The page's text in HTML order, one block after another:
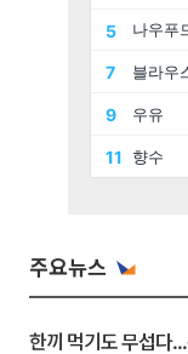
주요뉴스
한끼 먹기도 무섭다